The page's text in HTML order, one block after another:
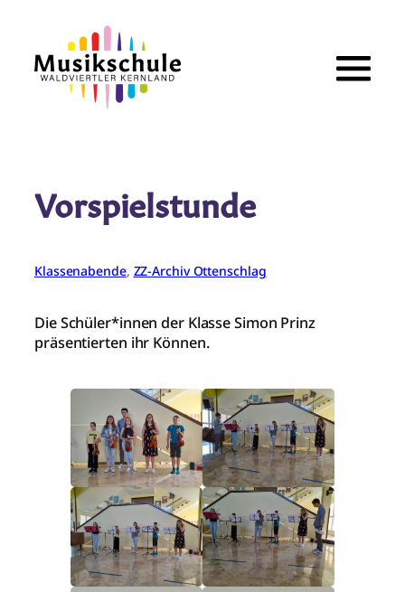
springen
Vorspielstunde
Klassenabende, ZZ-Archiv Ottenschlag
Die Schüler*innen der Klasse Simon Prinz
präsentierten ihr Können.